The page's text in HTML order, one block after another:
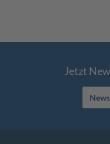
Jetzt